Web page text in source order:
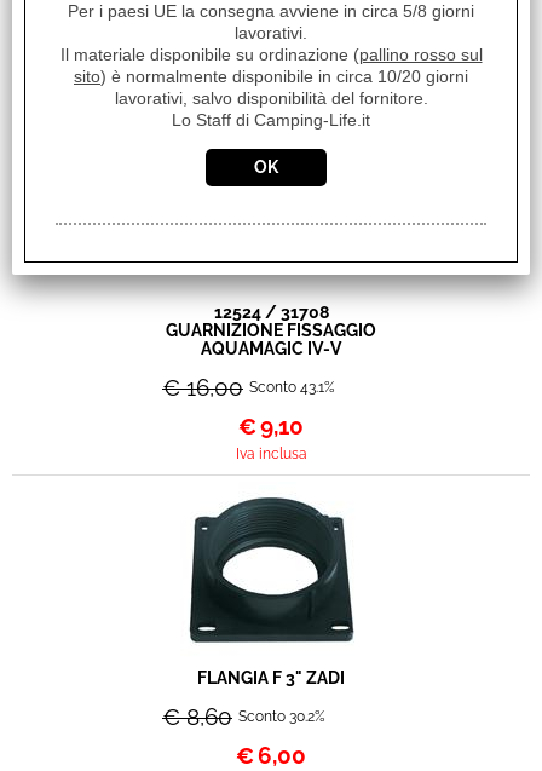
€ 23,85 Sconto 36.3%
€ 15,20
Iva inclusa
12524 / 31708
GUARNIZIONE FISSAGGIO
AQUAMAGIC IV-V
€ 16,00 Sconto 43.1%
€9,10
Iva inclusa
FLANGIA F 3" ZADI
€ 8,60 Sconto 30.2%
€6,00
Per i paesi UE la consegna avviene in circa 5/8 giorni
lavorativi.
Il materiale disponibile su ordinazione (pallino rosso sul
sito) è normalmente disponibile in circa 10/20 giorni
lavorativi, salvo disponibilità del fornitore.
Lo Staff di Camping-Life.it